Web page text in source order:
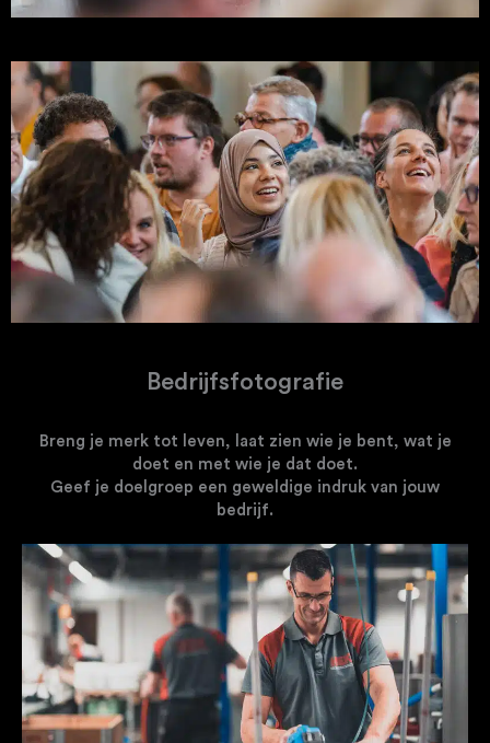
Bedrijfsfotografie
Breng je merk tot leven, laat zien wie je bent, wat je
doet en met wie je dat doet.
Geef je doelgroep een geweldige indruk van jouw
bedrijf.